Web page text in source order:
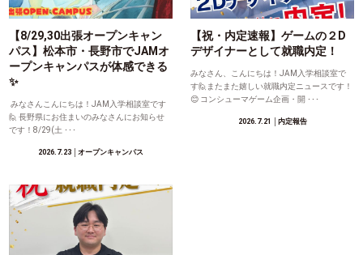
【8/29,30出張オープンキャン
パス】松本市・長野市でJAMオ
ープンキャンパスが体感できる
✨
みなさんこんにちは！JAM入学相談室です
🙋 長野県にお住まいのみなさんにお知らせ
です！8/29(土 ･･･
2026.7.23 │オープンキャンパス
【祝・内定速報】ゲームの２D
デザイナーとして就職内定！
みなさん、こんにちは！JAM入学相談室で
す🙋またまた嬉しい就職内定ニュースです！
😊 コンシューマゲーム企画・開 ･･･
2026.7.21 │内定報告